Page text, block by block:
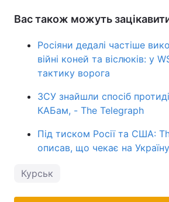
Вас також можуть
Росіяни дедалі частіше
війні коней та віслюків: у
тактику ворога
ЗСУ знайшли спосіб
КАБам, - The Telegraph
Під тиском Росії та США:
описав, що чекає на
Курськ